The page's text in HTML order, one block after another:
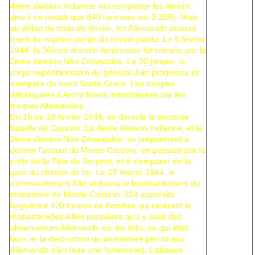
4ème division Indienne vint remplacer les Améric
ains il ne restait que 840 hommes sur 3 200). Mais
au début du mois de février, les Allemands avaient
repris la majeure partie du terrain perdu. Le 6 février
1944, la 36ème division Américaine fut relevée par la
2ème division Néo-Zélandaise. Le 20 janvier, le
corps expéditionnaire du général Juin progressa et
s’empara du mont Santa Croce. Les troupes
débarquées à Anzio furent immobilisées par les
troupes Allemandes.
Du 15 au 18 février 1944, se déroula la seconde
bataille de Cassino. La 4ème division Indienne, et la
2ème division Néo-Zélandaise, se préparèrent à
donner l’assaut du Monte Cassino, en passant par la
crête de la Tête de Serpent, et à s’emparer de la
gare du chemin de fer. Le 15 février 1944, le
commandement Allié ordonna le bombardement du
monastère de Monte Cassino. 224 appareils
larguèrent 420 tonnes de bombes qui rasèrent le
monastère(les Alliés pensaient qu’il y avait des
observateurs Allemands sur les toits, ce qui était
faux, et la destruction du monastère permit aux
Allemands d’en faire une forteresse). L’attaque